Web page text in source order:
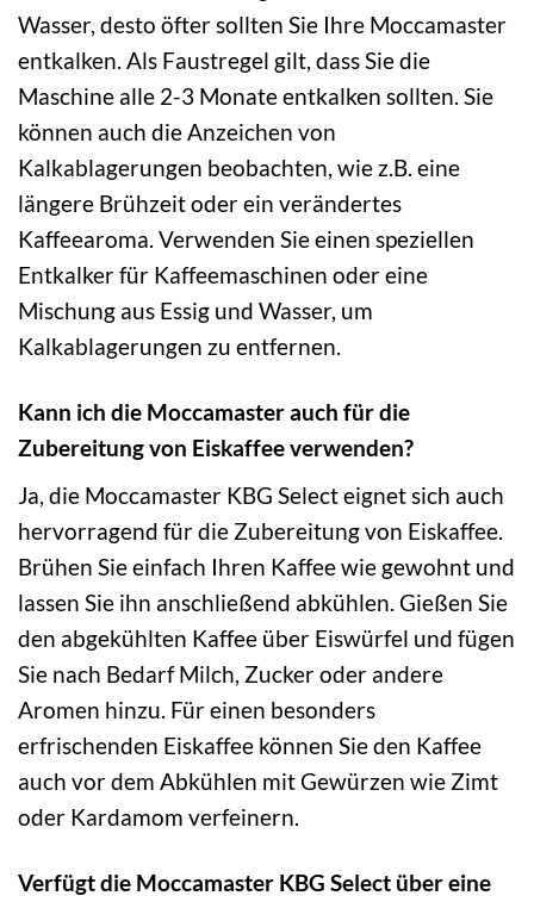
Wasser, desto öfter sollten Sie Ihre Moccamaster
entkalken. Als Faustregel gilt, dass Sie die
Maschine alle 2-3 Monate entkalken sollten. Sie
können auch die Anzeichen von
Kalkablagerungen beobachten, wie z.B. eine
längere Brühzeit oder ein verändertes
Kaffeearoma. Verwenden Sie einen speziellen
Entkalker für Kaffeemaschinen oder eine
Mischung aus Essig und Wasser, um
Kalkablagerungen zu entfernen.
Kann ich die Moccamaster auch für die
Zubereitung von Eiskaffee verwenden?
Ja, die Moccamaster KBG Select eignet sich auch
hervorragend für die Zubereitung von Eiskaffee.
Brühen Sie einfach Ihren Kaffee wie gewohnt und
lassen Sie ihn anschließend abkühlen. Gießen Sie
den abgekühlten Kaffee über Eiswürfel und fügen
Sie nach Bedarf Milch, Zucker oder andere
Aromen hinzu. Für einen besonders
erfrischenden Eiskaffee können Sie den Kaffee
auch vor dem Abkühlen mit Gewürzen wie Zimt
oder Kardamom verfeinern.
Verfügt die Moccamaster KBG Select über eine